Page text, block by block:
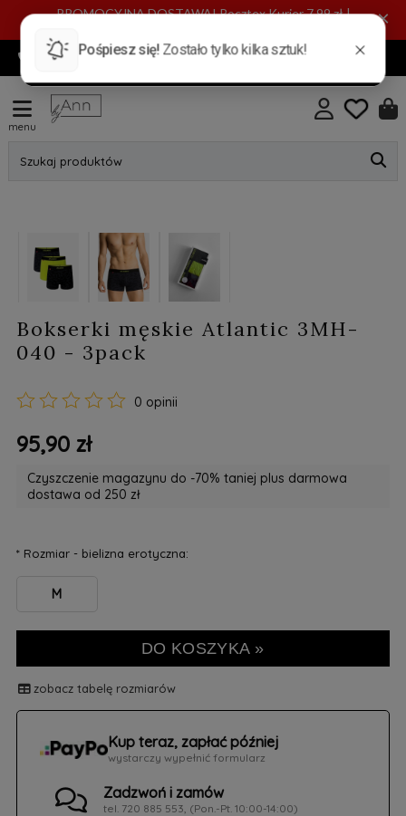
PROMOCYJNA DOSTAWA! Pocztex Kurier 7,99 zł |
×
720 885 553 INFO@BYANN.PL KONTAKT
menu
Szukaj produktów
Bokserki męskie Atlantic 3MH-
040 - 3pack
0 opinii
95,90 zł
Czyszczenie magazynu do -70% taniej plus darmowa
dostawa od 250 zł
*Rozmiar - bielizna erotyczna:
M
DO KOSZYKA »
zobacz tabelę rozmiarów
Kup teraz, zapłać później
wystarczy wypełnić formularz
Zadzwoń i zamów
tel. 720 885 553, (Pon.-Pt. 10:00-14:00)